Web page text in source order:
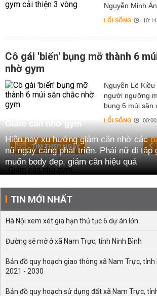
Nguyễn Minh
LỐI SỐNG
Cô gái 'biến' bụng mỡ thành 6
nhờ gym
Nguyễn Lê
người ngưỡng
bụng 6 múi săn
LỐI SỐNG
TÌM THEO NGÀY
Giảm cân nhờ gym
Hiện nay xu hướng giảm cân nhờ các
nữ ngày càng phát triển. Phái nữ đi tập
muốn body đẹp, giảm cân hiệu quả
Nếu bạn muốngiảm cân nhờ phương
tham khảo ngay cách tập gym giảm
đây để có sự lựa chọn đúng đắn cho
TIN MỚI NHẤT
Hà Nội xem xét gia hạn thủ tục 6 dự án lớn
Đường sẽ mở ở xã Nam Trực, tỉnh Ninh Bình
Bản đồ quy hoạch giao thông xã Nam Trực, tỉnh
2021 - 2030
Bản đồ quy hoạch sử dụng đất xã Nam Trực,